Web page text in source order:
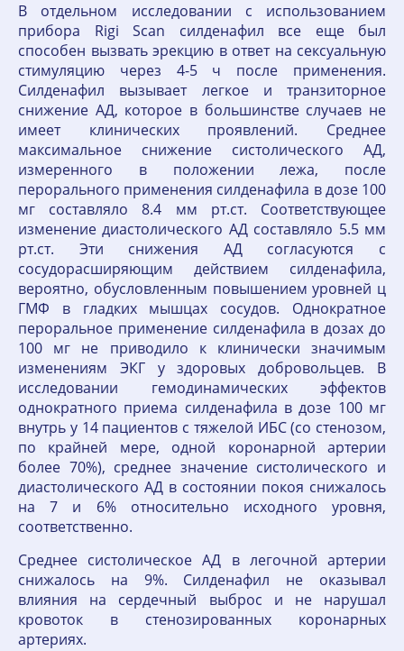
В отдельном исследовании с использованием
прибора Rigi Scan силденафил все еще был
способен вызвать эрекцию в ответ на сексуальную
стимуляцию через 4-5 ч после применения.
Силденафил вызывает легкое и транзиторное
снижение АД, которое в большинстве случаев не
имеет клинических проявлений. Среднее
максимальное снижение систолического АД,
измеренного в положении лежа, после
перорального применения силденафила в дозе 100
мг составляло 8.4 мм рт.ст. Соответствующее
изменение диастолического АД составляло 5.5 мм
рт.ст. Эти снижения АД согласуются с
сосудорасширяющим действием силденафила,
вероятно, обусловленным повышением уровней ц
ГМФ в гладких мышцах сосудов. Однократное
пероральное применение силденафила в дозах до
100 мг не приводило к клинически значимым
изменениям ЭКГ у здоровых добровольцев. В
исследовании гемодинамических эффектов
однократного приема силденафила в дозе 100 мг
внутрь у 14 пациентов с тяжелой ИБС (со стенозом,
по крайней мере, одной коронарной артерии
более 70%), среднее значение систолического и
диастолического АД в состоянии покоя снижалось
на 7 и 6% относительно исходного уровня,
соответственно.
Среднее систолическое АД в легочной артерии
снижалось на 9%. Силденафил не оказывал
влияния на сердечный выброс и не нарушал
кровоток в стенозированных коронарных
артериях.